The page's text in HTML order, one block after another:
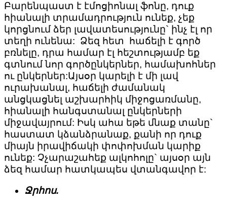
Բարենպաստ է էմոցիոնալ ֆոնը, դուք
հիանալի տրամադրություն ունեք, չեք
կորցնում ձեր լավատեսությունը` ինչ էլ որ
տեղի ունենա: Ձեզ հետ հաճելի է գործ
բռնելը, դրա համար էլ հեշտությամբ եք
գտնում նոր գործընկերներ, համախոհներ
ու ընկերներ:Այսօր կարելի է մի լավ
ուրախանալ, հաճելի ժամանակ
անցկացնել աշխարհիկ միջոցառմանը,
հիանալի հանգստանալ ընկերների
միջավայրում: Իսկ ահա եթե մնաք տանը`
հաստատ կձանձրանաք, քանի որ դուք
միայն իրավիճակի փոփոխման կարիք
ունեք: Չչարաշահեք ալկոհոլը` այսօր այն
ձեզ համար հատկապես վտանգավոր է:
Ջրհոս.